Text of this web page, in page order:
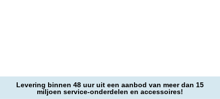
Levering binnen 48 uur uit een aanbod van meer dan 15
miljoen service-onderdelen en accessoires!